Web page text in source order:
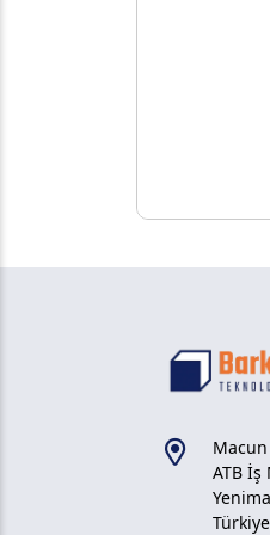
Macun
ATB İş
Türkiye